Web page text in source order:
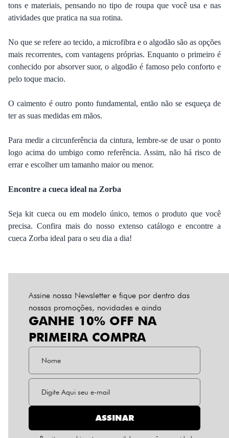
tons e materiais, pensando no tipo de roupa que você usa e nas
atividades que pratica na sua rotina.
No que se refere ao tecido, a microfibra e o algodão são as opções
mais recorrentes, com vantagens próprias. Enquanto o primeiro é
conhecido por absorver suor, o algodão é famoso pelo conforto e
pelo toque macio.
O caimento é outro ponto fundamental, então não se esqueça de
ter as suas medidas em mãos.
Para medir a circunferência da cintura, lembre-se de usar o ponto
logo acima do umbigo como referência. Assim, não há risco de
errar e escolher um tamanho maior ou menor.
Encontre a cueca ideal na Zorba
Seja kit cueca ou em modelo único, temos o produto que você
precisa. Confira mais do nosso extenso catálogo e encontre a
cueca Zorba ideal para o seu dia a dia!
Assine nossa Newsletter e fique por dentro das
nossas promoções, novidades e ainda
GANHE 10% OFF NA
PRIMEIRA COMPRA
ASSINAR